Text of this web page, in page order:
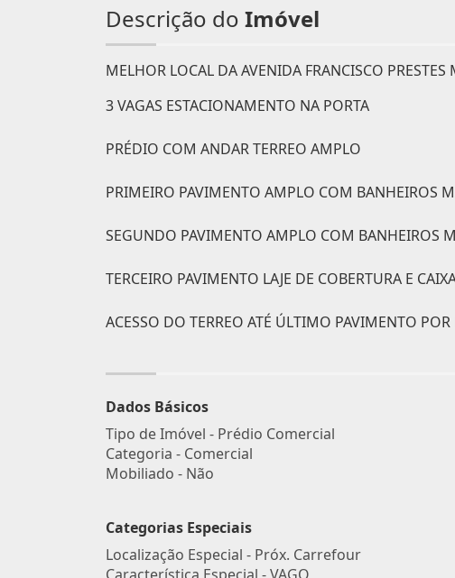
Descrição do Imóvel
MELHOR LOCAL DA AVENIDA FRANCISCO PRESTES
3 VAGAS ESTACIONAMENTO NA PORTA
PRÉDIO COM ANDAR TERREO AMPLO
PRIMEIRO PAVIMENTO AMPLO COM BANHEIROS
SEGUNDO PAVIMENTO AMPLO COM BANHEIROS
TERCEIRO PAVIMENTO LAJE DE COBERTURA E
ACESSO DO TERREO ATÉ ÚLTIMO PAVIMENTO POR
Dados Básicos
Tipo de Imóvel - Prédio Comercial
Categoria - Comercial
Mobiliado - Não
Categorias Especiais
Localização Especial - Próx. Carrefour